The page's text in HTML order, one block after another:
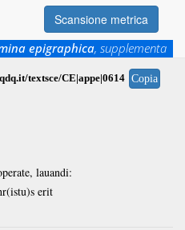
Scansione metrica
epigraphica, supplementa
textsce/CE|appe|0614 Copia
lauandi:
erit